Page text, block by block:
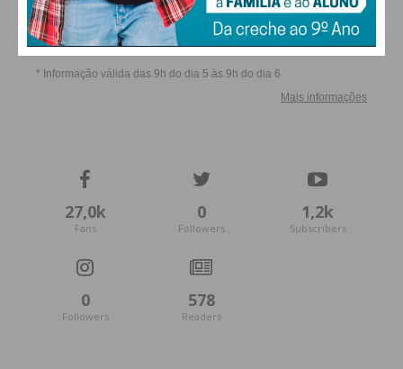
27,0k
Fans
0
Followers
1,2k
Subscribers
0
Followers
578
Readers